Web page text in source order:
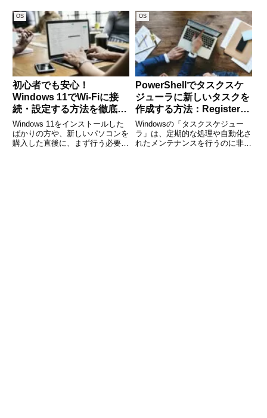
的な活用方法まで詳しく解説しま
す。管理者としての作業を効率化
し、セキュリティ
ことになりました。多くの企業や
システム管理者がバッチ処理やロ
グインスクリプト
OS
初心者でも安心！
Windows 11でWi-Fiに接
続・設定する方法を徹底解
説
Windows 11をインストールした
ばかりの方や、新しいパソコンを
購入した直後に、まず行う必要が
OS
PowerShellでタスクスケ
ジューラに新しいタスクを
作成する方法：Register-
ScheduledTaskコマンド
の使い方
Windowsの「タスクスケジュー
ラ」は、定期的な処理や自動化さ
れたメンテナンスを行うのに非常